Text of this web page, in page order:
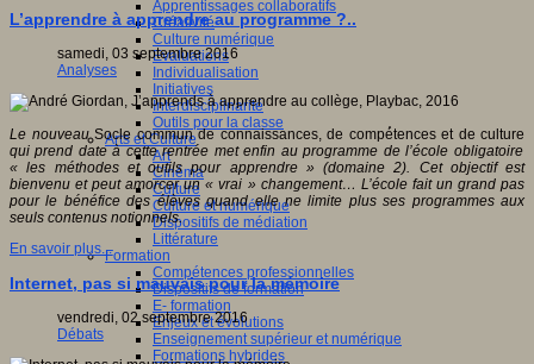
Apprentissages collaboratifs
Créativité
Culture numérique
Evaluations
Individualisation
Initiatives
Interdisciplinarité
Outils pour la classe
Arts et Culture
Art
Cinéma
Culture
Culture et numérique
Dispositifs de médiation
Littérature
Formation
Compétences professionnelles
Dispositifs de formation
E- formation
Enjeux et évolutions
Enseignement supérieur et numérique
Formations hybrides
L’apprendre à apprendre au programme ?..
samedi, 03 septembre 2016
Analyses
Le nouveauSocle commun de connaissances, de compé́tences et de culture
qui prend date à cette rentrée met enfin au programme de l’école obligatoire
« les méthodes et outils pour apprendre » (domaine 2). Cet objectif est
bienvenu et peut amorcer un « vrai » changement… L’école fait un grand pas
pour le bénéfice des élèves quand elle ne limite plus ses programmes aux
seuls contenus notionnels.
En savoir plus...
Internet, pas si mauvais pour la mémoire
vendredi, 02 septembre 2016
Débats